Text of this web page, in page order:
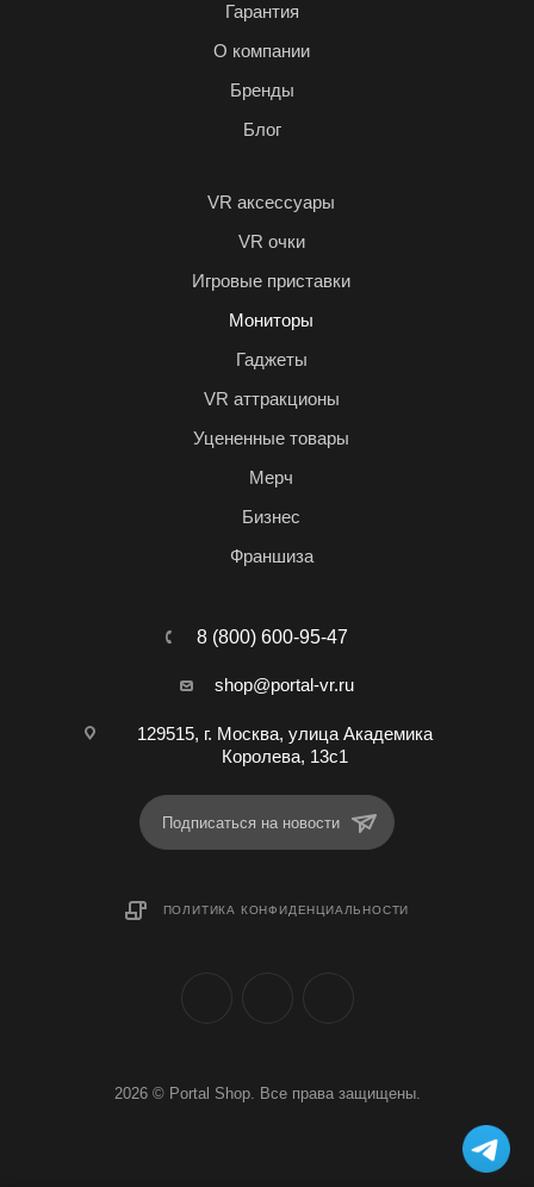
Гарантия
О компании
Бренды
Блог
VR аксессуары
VR очки
Игровые приставки
Мониторы
Гаджеты
VR аттракционы
Уцененные товары
Мерч
Бизнес
Франшиза
8 (800) 600-95-47
shop@portal-vr.ru
129515, г. Москва, улица Академика
Королева, 13с1
Подписаться на новости
ПОЛИТИКА КОНФИДЕНЦИАЛЬНОСТИ
2026 © Portal Shop. Все права защищены.